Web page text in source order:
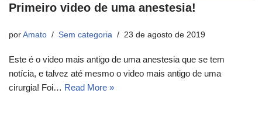
Primeiro video de uma anestesia!
por Amato Sem categoria 23 de agosto de 2019
Este é o video mais antigo de uma anestesia que se tem
notícia, e talvez até mesmo o video mais antigo de uma
cirurgia! Foi… Read More »